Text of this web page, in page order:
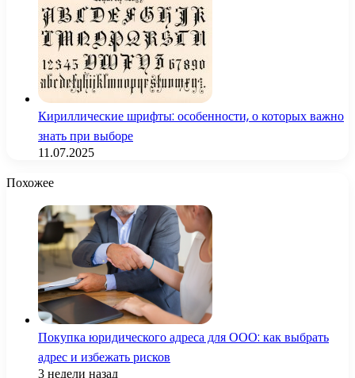
Кириллические шрифты: особенности, о которых важно
знать при выборе
11.07.2025
Похожее
Покупка юридического адреса для ООО: как выбрать
адрес и избежать рисков
3 недели назад